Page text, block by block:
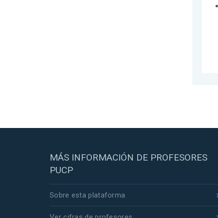
MÁS INFORMACIÓN DE PROFESORES
PUCP
Sobre esta plataforma